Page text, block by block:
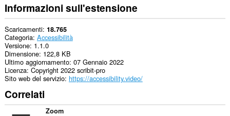
siti
web.
Questa
estensione
può
accedere
alle
tue
schede
e
alle
Informazioni sull'estensione
Scaricamenti 18.765
Categoria Accessibilità
Versione 1.1.0
Dimensione 122,8 KB
Ultimo aggiornamento 07 Gennaio 2022
Licenza Copyright 2022 scribit-pro
Sito web del servizio https://accessibility.video/
Correlati
Zoom